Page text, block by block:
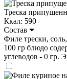
Треска
Ккал: 590
Состав
Филе трески,
100 гр блюдо
углеводов - 0 гр.